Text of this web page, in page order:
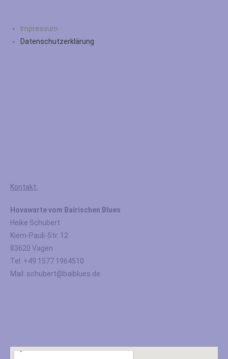
Impressum
Datenschutzerklärung
Kontakt:
Hovawarte vom Bairischen Blues
Heike Schubert
Kiem-Pauli-Str. 12
83620 Vagen
Tel: +49 1577 1964510
Mail: schubert@baiblues.de